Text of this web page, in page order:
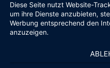
Diese Seite nutzt Website-
um ihre Dienste anzubieten,
Werbung entsprechend den
anzuzeigen.